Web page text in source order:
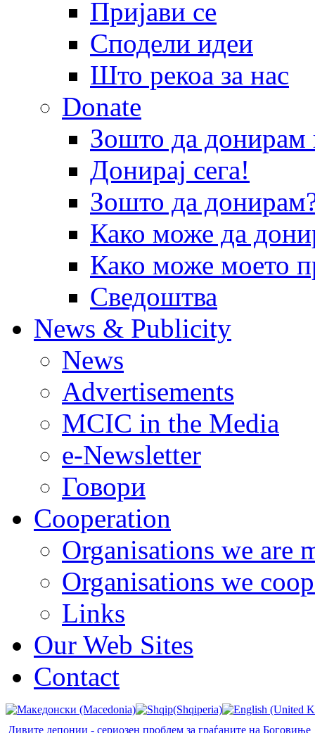
Пријави се
Сподели идеи
Што рекоа за нас
Donate
Зошто да
Донирај сега!
Зошто да
Како може да
Како може моето
Сведоштва
News & Publicity
News
Advertisements
MCIC in the Media
e-Newsletter
Говори
Cooperation
Organisations we are
Organisations we
Links
Our Web Sites
Contact
Дивите депонии - сериозен проблем за граѓаните на Боговиње